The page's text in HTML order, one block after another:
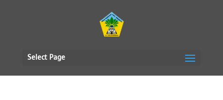
Select Page